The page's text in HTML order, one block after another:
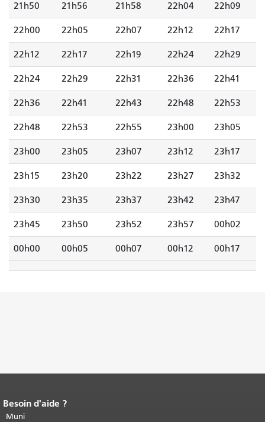
21h50 21h56 21h58 22h04 22h09
22h00 22h05 22h07 22h12 22h17
22h12 22h17 22h19 22h24 22h29
22h24 22h29 22h31 22h36 22h41
22h36 22h41 22h43 22h48 22h53
22h48 22h53 22h55 23h00 23h05
23h00 23h05 23h07 23h12 23h17
23h15 23h20 23h22 23h27 23h32
23h30 23h35 23h37 23h42 23h47
23h45 23h50 23h52 23h57 00h02
00h00 00h05 00h07 00h12 00h17
Fin du contenu de la page.
cette page se répète sur chaque page.
Besoin d'aide ?
Muni